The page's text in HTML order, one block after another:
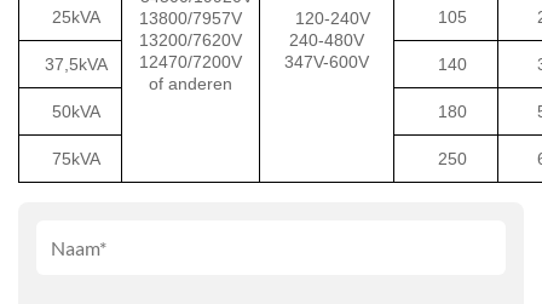
13800/7957V
13200/7620V
12470/7200V
of anderen
120-240V
240-480V
347V-600V
25kVA 105
37,5kVA 140
50kVA 180
75kVA 250